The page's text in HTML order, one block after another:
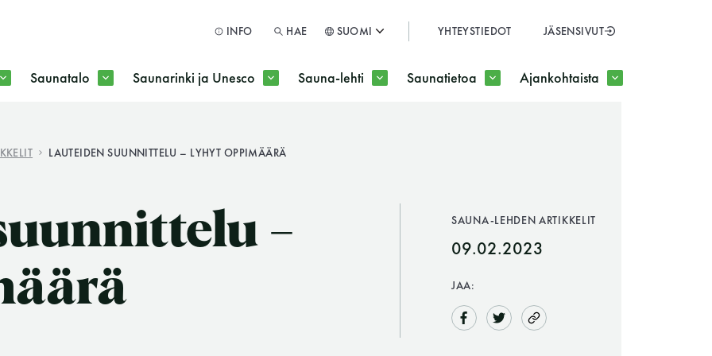
SULJE
INFO HAE SUOMI YHTEYSTIEDOT JÄSENSIVUT
Saunatalo Saunarinki ja Unesco Sauna-lehti Saunatietoa Ajankohtaista
LAUTEIDEN SUUNNITTELU – LYHYT OPPIMÄÄRÄ
–
SAUNA-LEHDEN ARTIKKELIT
09.02.2023
JAA: